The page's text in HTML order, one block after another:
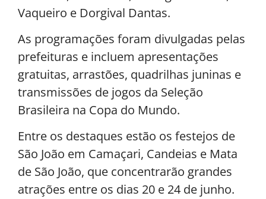
Vaqueiro e Dorgival Dantas.
As programações foram divulgadas pelas
prefeituras e incluem apresentações
gratuitas, arrastões, quadrilhas juninas e
transmissões de jogos da Seleção
Brasileira na Copa do Mundo.
Entre os destaques estão os festejos de
São João em Camaçari, Candeias e Mata
de São João, que concentrarão grandes
atrações entre os dias 20 e 24 de junho.